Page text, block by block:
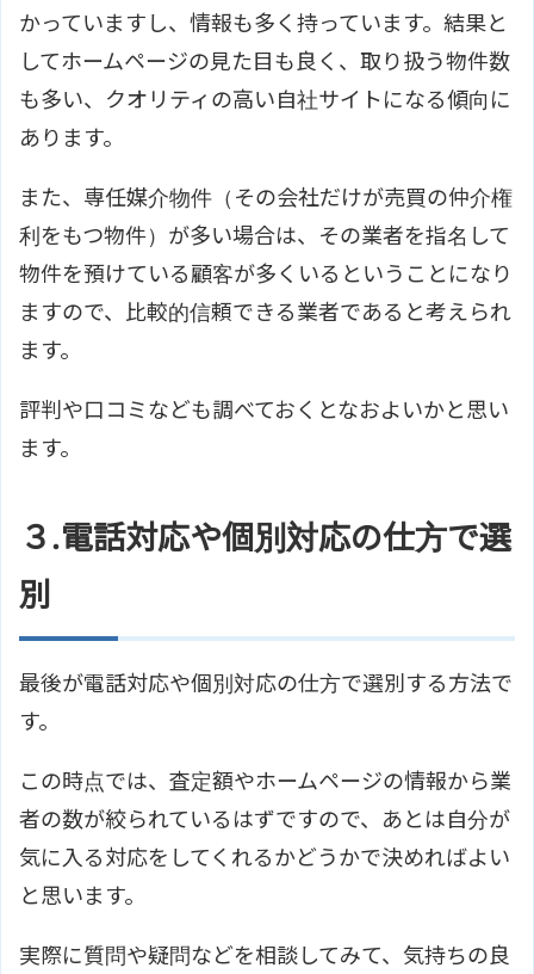
かっていますし、情報も多く持っています。結果と
してホームページの見た目も良く、取り扱う物件数
も多い、クオリティの高い自社サイトになる傾向に
あります。
また、専任媒介物件（その会社だけが売買の仲介権
利をもつ物件）が多い場合は、その業者を指名して
物件を預けている顧客が多くいるということになり
ますので、比較的信頼できる業者であると考えられ
ます。
評判や口コミなども調べておくとなおよいかと思い
ます。
３.電話対応や個別対応の仕方で選
別
最後が電話対応や個別対応の仕方で選別する方法で
す。
この時点では、査定額やホームページの情報から業
者の数が絞られているはずですので、あとは自分が
気に入る対応をしてくれるかどうかで決めればよい
と思います。
実際に質問や疑問などを相談してみて、気持ちの良